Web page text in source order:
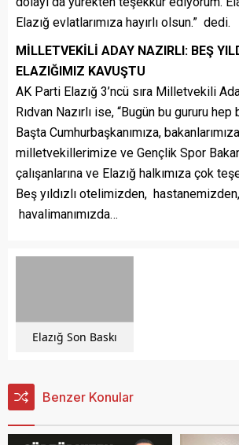
Elazığ evlatlarımıza hayırlı olsun.” dedi.
MİLLETVEKİLİ ADAY NAZIRLI: BEŞ
ELAZIĞIMIZ KAVUŞTU
AK Parti Elazığ 3’ncü sıra Milletvekili
Rıdvan Nazırlı ise, “Bugün bu gururu
Başta Cumhurbaşkanımıza,
milletvekillerimize ve Gençlik Spor
çalışanlarına ve Elazığ halkımıza çok
Beş yıldızlı otelimizden, hastanemizden,
havalimanımızda…
Elazığ Son Baskı
Benzer Konular